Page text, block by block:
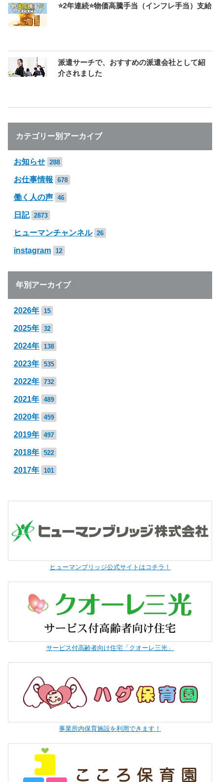
⭐2年連続⭐物価高騰手当（インフレ手当）支給
派遣サーチで、おすすめの派遣会社として紹
介されました
カテゴリー別アーカイブ
お知らせ 288
お仕事情報 678
働く人の声 46
日記 2873
ヒューマンチャンネル 26
instagram 12
年別アーカイブ
2026年 15
2025年 32
2024年 138
2023年 535
2022年 732
2021年 489
2020年 459
2019年 497
2018年 522
2017年 101
ヒューマンブリッジ公式サイトはコチラ！
サービス付高齢者向け住宅「クオーレ三光」
事業所内保育施設を利用できます！